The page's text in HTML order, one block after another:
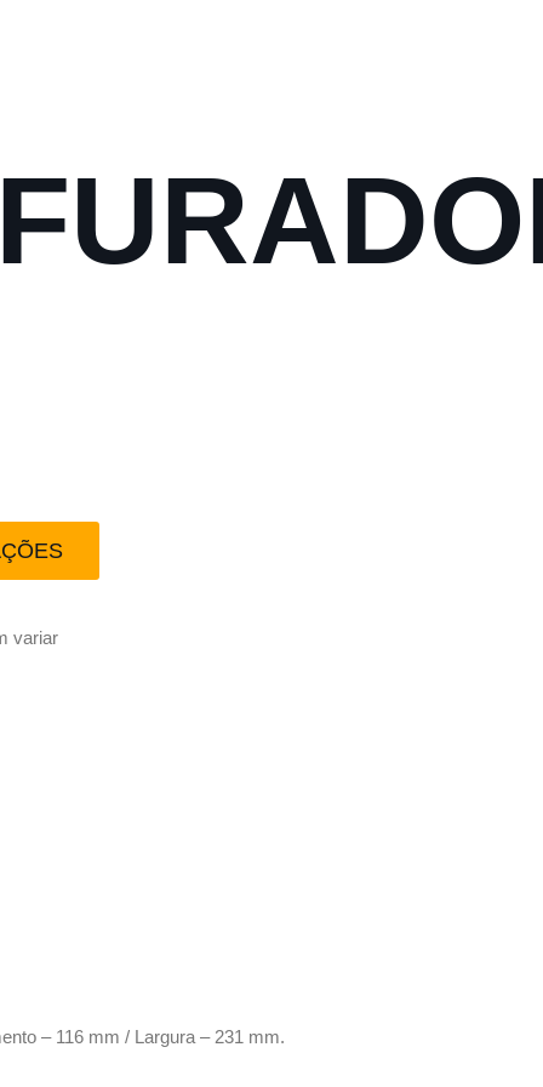
variar
– 116 mm / Largura – 231 mm.